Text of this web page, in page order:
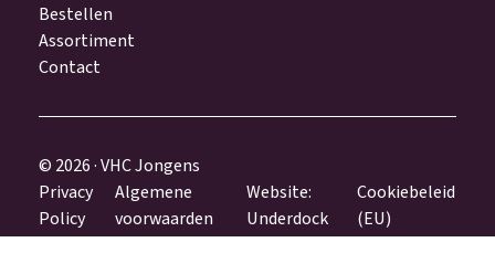
Bestellen
Assortiment
Contact
© 2026 · VHC Jongens
Privacy
Policy
Algemene
voorwaarden
Website:
Underdock
Cookiebeleid
(EU)